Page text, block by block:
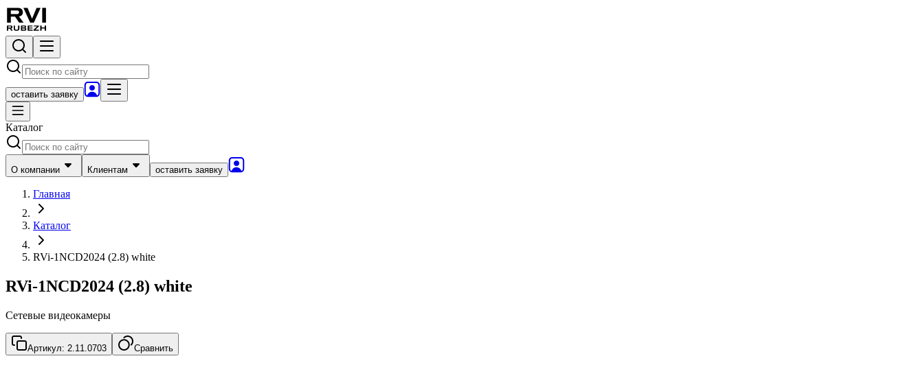
оставить заявку
Каталог
О компании Клиентам оставить заявку
Главная
Каталог
RVi-1NCD2024 (2.8) white
RVi-1NCD2024 (2.8) white
Сетевые видеокамеры
Артикул: 2.11.0703 Сравнить